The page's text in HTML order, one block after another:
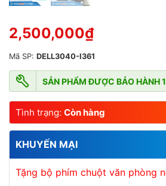
2,500,000₫
Mã SP: DELL3040-I361
SẢN PHẨM ĐƯỢC BẢO HÀNH
Tình trạng: Còn hàng
KHUYẾN MẠI
Tặng bộ phím chuột văn phòng